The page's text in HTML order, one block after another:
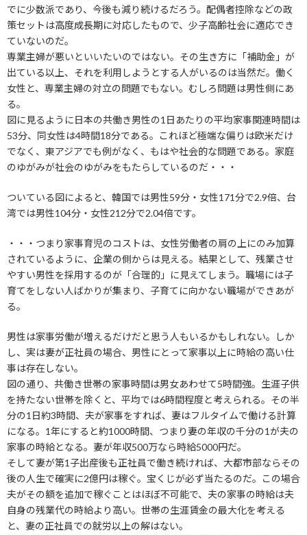
でに少数派であり、今後も減り続けるだろう。配偶者控除などの政
策セットは高度成長期に対応したもので、少子高齢社会に適応でき
ていないのだ。
専業主婦が悪いといいたいのではない。その生き方に「補助金」が
出ている以上、それを利用しようとする人がいるのは当然だ。働く
女性と、専業主婦の対立の問題でもない。むしろ問題は男性側にあ
る。
図に見るように日本の共働き男性の1日あたりの平均家事関連時間は
53分、同女性は4時間18分である。これほど極端な偏りは欧米だけ
でなく、東アジアでも例がなく、もはや社会的な問題である。家庭
のゆがみが社会のゆがみをもたらしているのだ・・・
ついている図によると、韓国では男性59分・女性171分で2.9倍、台
湾では男性104分・女性212分で2.04倍です。
・・・つまり家事育児のコストは、女性労働者の肩の上にのみ加算
されているように、企業の側からは見える。結果として、残業させ
やすい男性を採用するのが「合理的」に見えてしまう。職場には子
育てをしない人ばかりが集まり、子育てに向かない職場ができあが
る。
男性は家事労働が増えるだけだと思う人もいるかもしれない。しか
し、実は妻が正社員の場合、男性にとって家事以上に時給の高い仕
事は存在しない。
図の通り、共働き世帯の家事時間は男女あわせて5時間強。生涯子供
を持たない世帯を除くと、平均では6時間程度と考えられる。その半
分の1日約3時間、夫が家事をすれば、妻はフルタイムで働ける計算
になる。1年にすると約1000時間、つまり妻の年収の千分の1が夫の
家事の時給となる。妻が年収500万なら時給5000円だ。
そして妻が第1子出産後も正社員で働き続ければ、大都市部ならその
後の人生で確実に2億円は稼ぐ。宝くじが必ず当たるのだ。この場合
夫がその額を追加で稼ぐことはほぼ不可能で、夫の家事の時給は夫
自身の残業代の時給より高い。世帯の生涯賃金の最大化を考える
と、妻の正社員での就労以上の解はない。